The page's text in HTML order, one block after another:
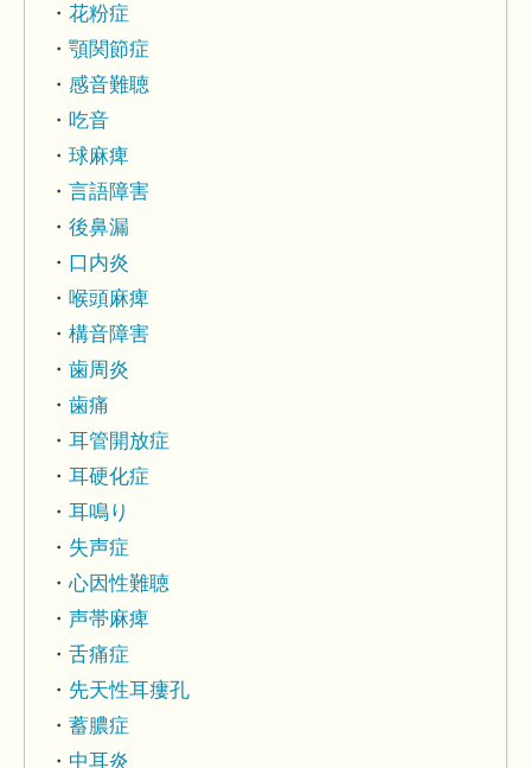
花粉症
顎関節症
感音難聴
吃音
球麻痺
言語障害
後鼻漏
口内炎
喉頭麻痺
構音障害
歯周炎
歯痛
耳管開放症
耳硬化症
耳鳴り
失声症
心因性難聴
声帯麻痺
舌痛症
先天性耳瘻孔
蓄膿症
中耳炎